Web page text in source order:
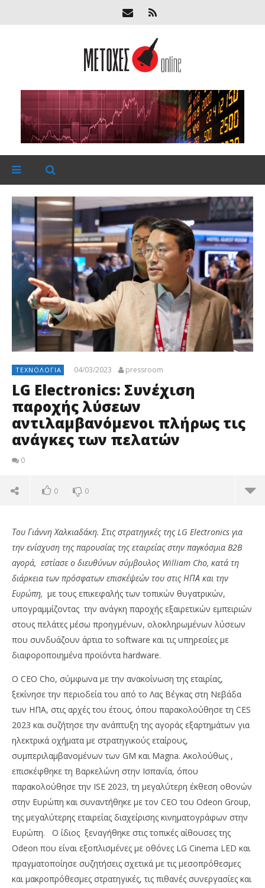
ΤΕΧΝΟΛΟΓΊΑ 04/03/2023 pressroom
LG Electronics: Συνέχιση
παροχής λύσεων
αντιλαμβανόμενοι πλήρως τις
ανάγκες των πελατών
0
0 0
LG Electronics: Συνέχιση παροχής λύσεων
αντιλαμβανόμενοι πλήρως τις ανάγκες των
πελατών
04/03/2023
pressroom
Του Γιάννη Χαλκιαδάκη. Στις στρατηγικές της LG Electronics για
την ενίσχυση της παρουσίας της εταιρείας στην παγκόσμια B2B
αγορά, εστίασε ο διευθύνων σύμβουλος William Cho, κατά τη
διάρκεια των πρόσφατων επισκέψεών του στις ΗΠΑ και την
Ευρώπη, με τους επικεφαλής των τοπικών θυγατρικών,
υπογραμμίζοντας την ανάγκη παροχής εξαιρετικών εμπειριών
στους πελάτες μέσω προηγμένων, ολοκληρωμένων λύσεων
που συνδυάζουν άρτια το software και τις υπηρεσίες με
διαφοροποιημένα προϊόντα hardware.
Ο CEO Cho, σύμφωνα με την ανακοίνωση της εταιρίας,
ξεκίνησε την περιοδεία του από το Λας Βέγκας στη Νεβάδα
των ΗΠΑ, στις αρχές του έτους, όπου παρακολούθησε τη CES
2023 και συζήτησε την ανάπτυξη της αγοράς εξαρτημάτων για
ηλεκτρικά οχήματα με στρατηγικούς εταίρους,
συμπεριλαμβανομένων των GM και Magna. Ακολούθως ,
επισκέφθηκε τη Βαρκελώνη στην Ισπανία, όπου
παρακολούθησε την ISE 2023, τη μεγαλύτερη έκθεση οθονών
στην Ευρώπη και συναντήθηκε με τον CEO του Odeon Group,
της μεγαλύτερης εταιρείας διαχείρισης κινηματογράφων στην
Ευρώπη. Ο ίδιος ξεναγήθηκε στις τοπικές αίθουσες της
Odeon που είναι εξοπλισμένες με οθόνες LG Cinema LED και
πραγματοποίησε συζητήσεις σχετικά με τις μεσοπρόθεσμες
και μακροπρόθεσμες στρατηγικές, τις πιθανές συνεργασίες και